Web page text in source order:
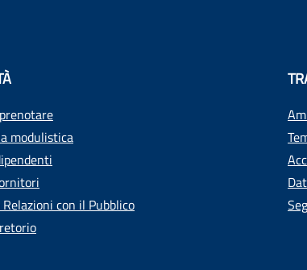
modulistica
con il Pubblico